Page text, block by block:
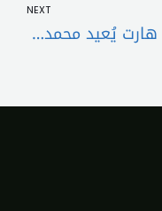
NEXT
كيفن هارت يُعيد محمد علي كلاي إلى حلبة الملاكمة